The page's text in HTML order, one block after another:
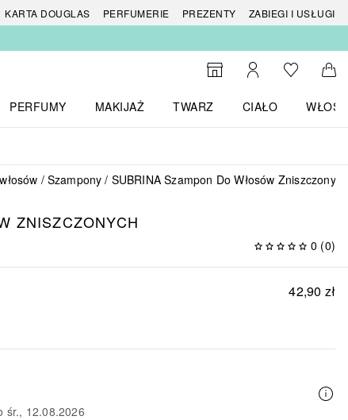
KARTA DOUGLAS PERFUMERIE PREZENTY
ZABIEGI I USŁUGI
Do wyszukiwarki
Moje kontoDo listyDo
PERFUMY
MAKIJAŻ
TWARZ
CIAŁO
WŁOSY
Szampony SUBRINA Szampon Do Włosów Zniszczonych
ZNISZCZONYCH
0 (0)
42,90 zł
śr., 12.08.2026